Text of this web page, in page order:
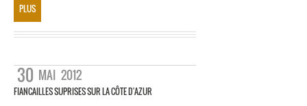
PLUS
30 MAI 2012
FIANCAILLES SUPRISES SUR LA CÔTE D'AZUR